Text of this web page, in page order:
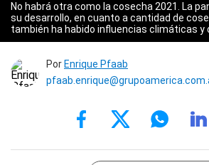
No habrá otra como la cosecha 2021. La
su desarrollo, en cuanto a cantidad de
también ha habido influencias climáticas y
Por Enrique Pfaab